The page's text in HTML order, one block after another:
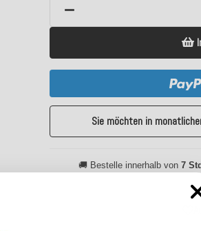
Sie möchten in
🚚 Bestelle innerhalb von7